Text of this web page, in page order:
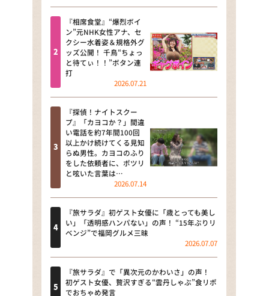
news おかえり
河合＆A.B.C-Z塚田×福井アナ
「なんでやねん！？」（news お
かえり）
DAIGOも台所 ～きょうの献立 何
にする？～
本日はダイアンなり！シーズン２
朝だ！生です旅サラダ
教えて！ニュースライブ 正義の
ミカタ
ＬＩＦＥ～夢のカタチ～
新婚さんいらっしゃい！
ザキ山小屋本館
『相席食堂』“爆烈ボイ
ン”元NHK女性アナ、セ
クシー水着姿＆規格外グ
ッズ公開！ 千鳥“ちょっ
と待てぃ！！”ボタン連
打
2026.07.21
『探偵！ナイトスクー
プ』「カヨコか？」間違
い電話を約7年間100回
以上かけ続けてくる見知
らぬ男性。カヨコのふり
をした依頼者に、ポツリ
と呟いた言葉は…
2026.07.14
『旅サラダ』初ゲスト女優に「歳とっても美し
い」「透明感ハンパない」の声！ “15年ぶりリ
ベンジ”で福岡グルメ三昧
2026.07.07
『旅サラダ』で「異次元のかわいさ」の声！
初ゲスト女優、贅沢すぎる“雲丹しゃぶ”食リポ
でおちゃめ発言